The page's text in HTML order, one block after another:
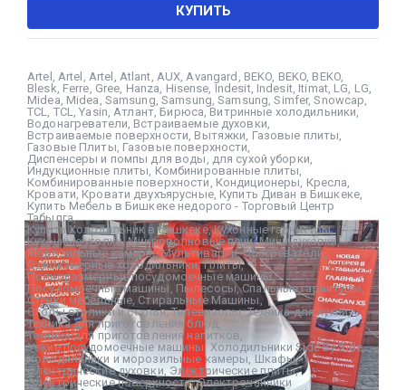
КУПИТЬ
Artel Artel Artel Atlant AUX Avangard BEKO BEKO BEKO,
Blesk Ferre Gree Hanza Hisense Indesit, Indesit, Itimat, LG LG
Midea Midea Samsung ,Samsung ,Samsung ,Simfer,Snowcap
TCL
TCL ,Yasin Атлант ,Бирюса ,Витринные холодильники ,
Водонагреватели Встраиваемые духовки
Встраиваемые поверхности Вытяжки Газовые плиты
Газовые Плиты Газовые поверхности
Диспенсеры и помпы для воды
для сухой уборки
Индукционные плиты Комбинированные плиты
Комбинированные поверхности Кондиционеры Кресла
Кровати, Кровати двухъярусные, Купить Диван в Бишкеке,
Купить Мебель в Бишкеке недорого - Торговый Центр
Табылга,
Купить Холодильник в Бишкеке,Кухонные гарнитуры,
Кухонные уголки,Микроволновые печи,Мини духовки ,
Морозильные камеры,Мультиварки,Обогреватели,
Однокамерные холодильники ,Плиты,
Полноразмерные посудомоечные машины,
Посудомоечные машины Пылесосы,Спальные гарнитуры ,
Стенки мебельные Стиральные Машины
Столы столики и стулья,Телевизоры,Техника для кухни,
Техника для приготовления блюд
Техника для приготовления напитков
Узкие посудомоечные машины ,Холодильники Side By Side,
Холодильники и морозильные камеры Шкафы,
Электрические духовки Электрические плиты,
Электрические поверхности,Электрочайники